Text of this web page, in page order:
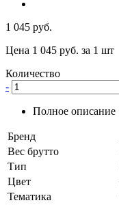
1 045 руб.
Цена 1 045 руб. за 1 шт
Количество
-
Полное описание
Бренд
Вес брутто
Тип
Цвет
Тематика